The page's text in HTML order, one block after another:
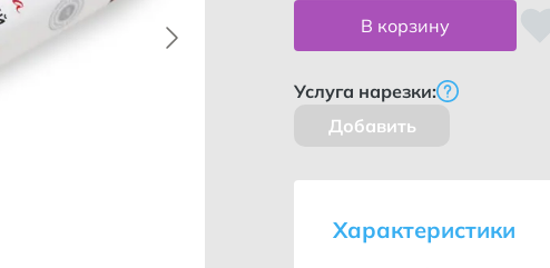
В корзину
Услуга нарезки:
Добавить
Характеристики